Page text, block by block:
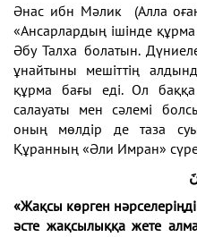
Әнас ибн Мәлик (Алла
«Ансарлардың ішінде
Әбу Талха болатын.
ұнайтыны мешіттің
құрма бағы еді. Ол
салауаты мен сәлемі
оның мөлдір де таза
Құранның «Әли Имран»
«Жақсы көрген
әсте жақсылыққа жете